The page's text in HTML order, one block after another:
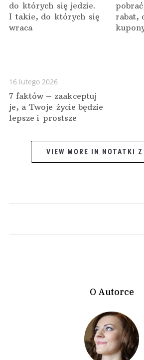
do których się jedzie.
I takie, do których się
wraca
rabat,
16 lutego 2026
7 faktów – zaakceptuj
je, a Twoje życie będzie
lepsze i prostsze
VIEW MORE IN NOTATKI
O Autorce